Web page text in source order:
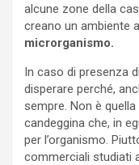
alcune zone della
creano un ambiente
microrganismo.
In caso di presenza
disperare perché,
sempre. Non è
candeggina che, in
per l’organismo.
commerciali studiati